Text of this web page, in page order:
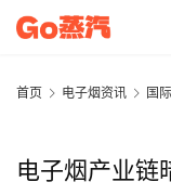
首页 电子烟资讯 国
电子烟产业链